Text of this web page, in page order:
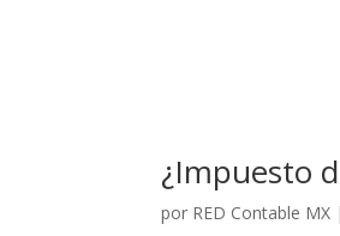
¿Impuesto
por RED Contable MX |